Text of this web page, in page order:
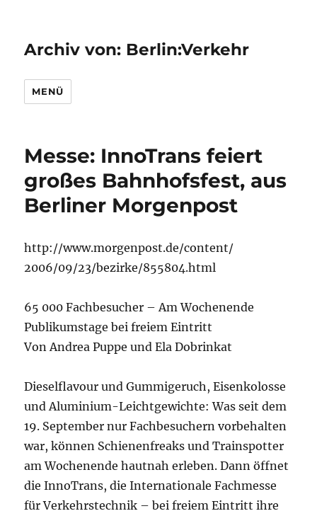
Archiv von: Berlin:Verkehr
MENÜ
Messe: InnoTrans feiert
großes Bahnhofsfest, aus
Berliner Morgenpost
http://www.morgenpost.de/content/
2006/09/23/bezirke/855804.html
65 000 Fachbesucher – Am Wochenende
Publikumstage bei freiem Eintritt
Von Andrea Puppe und Ela Dobrinkat
Dieselflavour und Gummigeruch, Eisenkolosse
und Aluminium-Leichtgewichte: Was seit dem
19. September nur Fachbesuchern vorbehalten
war, können Schienenfreaks und Trainspotter
am Wochenende hautnah erleben. Dann öffnet
die InnoTrans, die Internationale Fachmesse
für Verkehrstechnik – bei freiem Eintritt ihre